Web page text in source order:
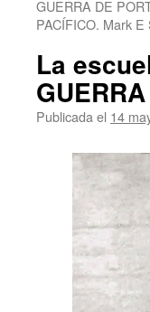
GUERRA DE
PACÍFICO. Mark E
La
Publicada el 14